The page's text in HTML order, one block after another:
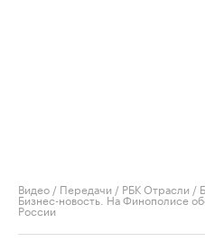
Видео / Передачи / РБК Отрасли /
Бизнес-новость. На Финополисе
России